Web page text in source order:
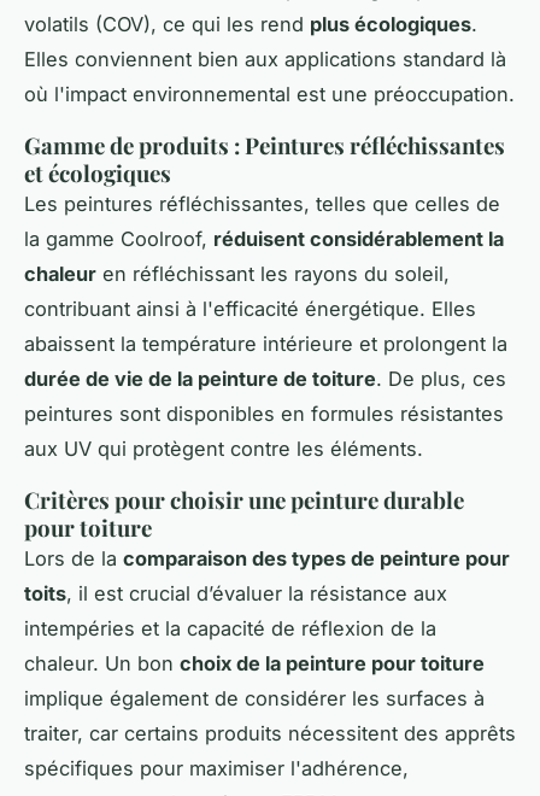
volatils (COV), ce qui les rend plus écologiques.
Elles conviennent bien aux applications standard là
où l'impact environnemental est une préoccupation.
Gamme de produits : Peintures réfléchissantes
et écologiques
Les peintures réfléchissantes, telles que celles de
la gamme Coolroof, réduisent considérablement la
chaleur en réfléchissant les rayons du soleil,
contribuant ainsi à l'efficacité énergétique. Elles
abaissent la température intérieure et prolongent la
durée de vie de la peinture de toiture. De plus, ces
peintures sont disponibles en formules résistantes
aux UV qui protègent contre les éléments.
Critères pour choisir une peinture durable
pour toiture
Lors de la comparaison des types de peinture pour
toits, il est crucial d’évaluer la résistance aux
intempéries et la capacité de réflexion de la
chaleur. Un bon choix de la peinture pour toiture
implique également de considérer les surfaces à
traiter, car certains produits nécessitent des apprêts
spécifiques pour maximiser l'adhérence,